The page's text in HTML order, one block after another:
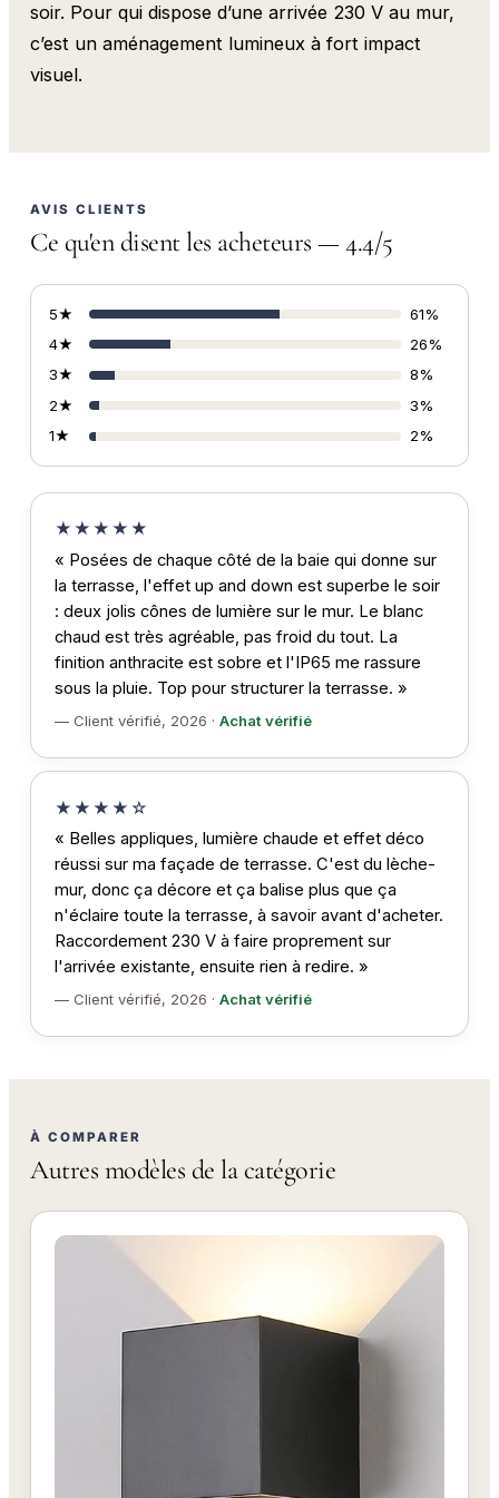
soir. Pour qui dispose d’une arrivée 230 V au mur,
c’est un aménagement lumineux à fort impact
visuel.
AVIS CLIENTS
Ce qu'en disent les acheteurs — 4.4/5
5★
61%
4★
26%
3★
8%
2★
3%
1★
2%
★★★★★
« Posées de chaque côté de la baie qui donne sur
la terrasse, l'effet up and down est superbe le soir
: deux jolis cônes de lumière sur le mur. Le blanc
chaud est très agréable, pas froid du tout. La
finition anthracite est sobre et l'IP65 me rassure
sous la pluie. Top pour structurer la terrasse. »
— Client vérifié, 2026 · Achat vérifié
★★★★☆
« Belles appliques, lumière chaude et effet déco
réussi sur ma façade de terrasse. C'est du lèche-
mur, donc ça décore et ça balise plus que ça
n'éclaire toute la terrasse, à savoir avant d'acheter.
Raccordement 230 V à faire proprement sur
l'arrivée existante, ensuite rien à redire. »
— Client vérifié, 2026 · Achat vérifié
À COMPARER
Autres modèles de la catégorie